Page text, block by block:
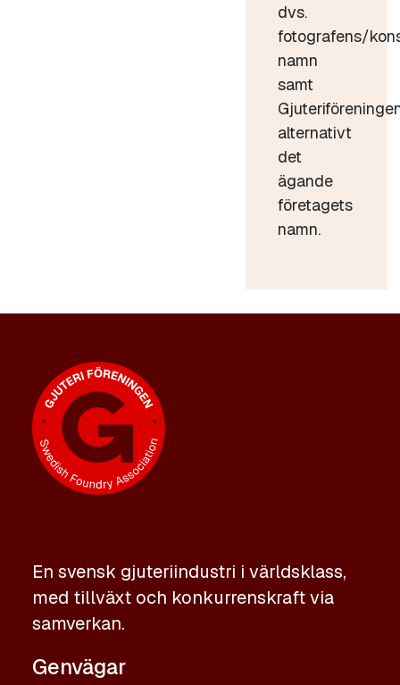
dvs.
fotografens/
namn
samt
alternativt
det
ägande
företagets
namn.
En svensk gjuteriindustri i världsklass,
med tillväxt och konkurrenskraft via
samverkan.
Genvägar